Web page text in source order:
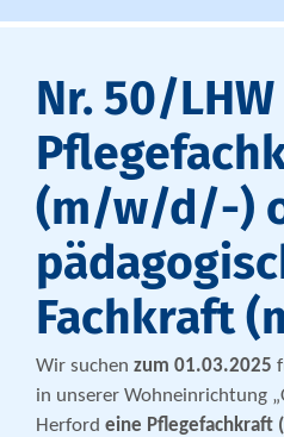
Nr. 50/LHW
(m/w/d/-)
Fachkraft
Wir suchen zum 01.03.2025
in unserer Wohneinrichtung
Herford eine